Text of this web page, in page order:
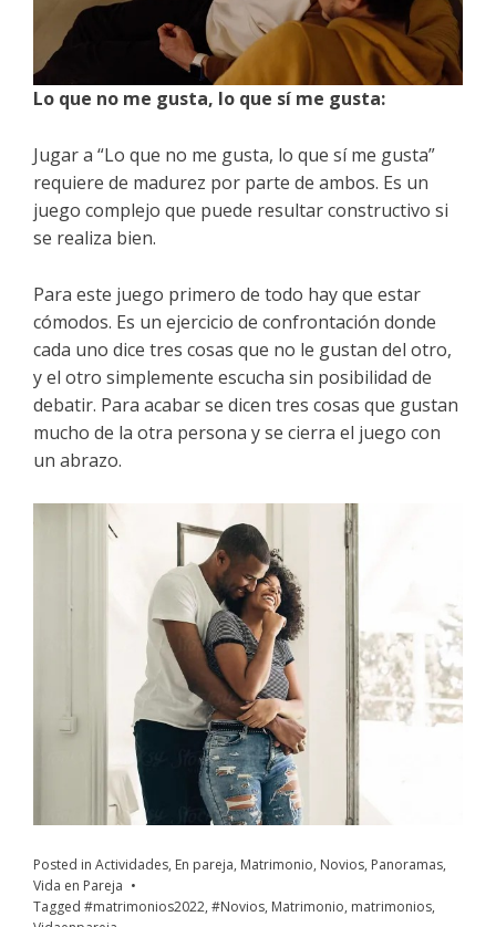
Lo que no me gusta, lo que sí me gusta:
Jugar a “Lo que no me gusta, lo que sí me gusta”
requiere de madurez por parte de ambos. Es un
juego complejo que puede resultar constructivo si
se realiza bien.
Para este juego primero de todo hay que estar
cómodos. Es un ejercicio de confrontación donde
cada uno dice tres cosas que no le gustan del otro,
y el otro simplemente escucha sin posibilidad de
debatir. Para acabar se dicen tres cosas que gustan
mucho de la otra persona y se cierra el juego con
un abrazo.
Posted in Actividades, En pareja, Matrimonio, Novios, Panoramas,
Vida en Pareja
Tagged #matrimonios2022, #Novios, Matrimonio, matrimonios,